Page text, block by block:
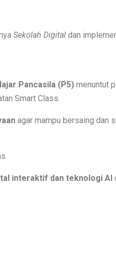
Sekolah Digital dan
Pancasila (P5) menuntut
Smart Class.
agar mampu bersaing dan
interaktif dan teknologi AI